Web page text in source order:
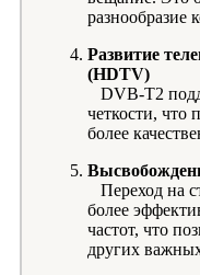
разнообразие
Развитие
(HDTV)
DVB-T2
четкости, что
более
Переход на
более
частот, что
других